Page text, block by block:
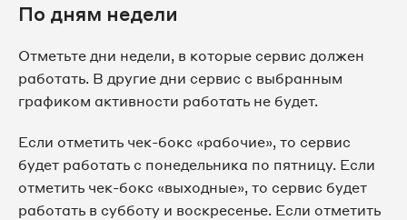
По дням недели
Отметьте дни недели, в которые сервис должен
работать. В другие дни сервис с выбранным
графиком активности работать не будет.
Если отметить чек-бокс «рабочие», то сервис
будет работать с понедельника по пятницу. Если
отметить чек-бокс «выходные», то сервис будет
работать в субботу и воскресенье. Если отметить